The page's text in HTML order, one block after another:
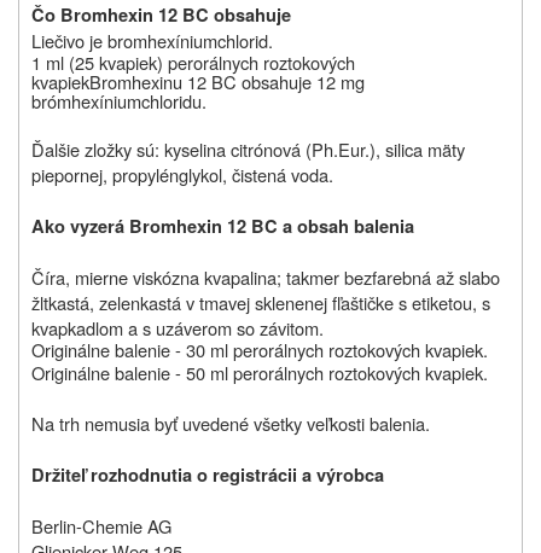
Čo Bromhexin 12 BC obsahuje
Liečivo je bromhexíniumchlorid.
1 ml (25 kvapiek) perorálnych roztokových
kvapiekBromhexinu 12 BC obsahuje 12 mg
brómhexíniumchloridu.
Ďalšie zložky sú: kyselina citrónová (Ph.Eur.), silica mäty
piepornej, propylénglykol, čistená voda.
Ako vyzerá Bromhexin 12 BC a obsah balenia
Číra, mierne viskózna kvapalina; takmer bezfarebná až slabo
žltkastá, zelenkastá v tmavej sklenenej fľaštičke s etiketou, s
kvapkadlom a s uzáverom so závitom.
Originálne balenie - 30 ml perorálnych roztokových kvapiek.
Originálne balenie - 50 ml perorálnych roztokových kvapiek.
Na trh nemusia byť uvedené všetky veľkosti balenia.
Držiteľ rozhodnutia o registrácii a výrobca
Berlin-Chemie AG